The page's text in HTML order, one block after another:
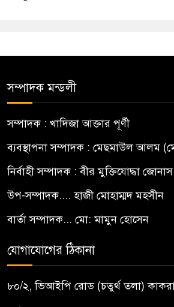
সম্পাদক মন্ডলী
সম্পাদক : খাদিজা আক্তার পূর্ণী
ব্যবস্থাপনা সম্পাদক : মেছমাউল আলম
নির্বাহী সম্পাদক : বীর মুক্তিযোদ্ধা
উপ-সম্পাদক.... হাজী মোহাম্মদ মহসীন
বার্তা সম্পাদক... মো: মামুন হোসেন
যোগাযোগের ঠিকানা
৮০/২, ভিআইপি রোড (চতুর্থ তলা)